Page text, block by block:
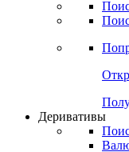
Деривативы